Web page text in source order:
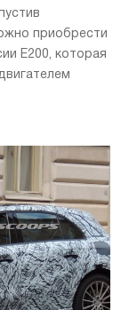
приобрести
E200, которая